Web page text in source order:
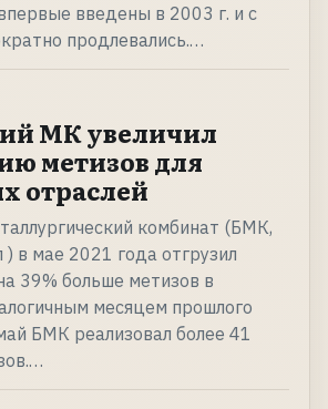
введены в 2003 г. и с
продлевались.…
МК увеличил
метизов для
отраслей
комбинат (БМК,
в мае 2021 года отгрузил
39% больше метизов в
месяцем прошлого
БМК реализовал более 41